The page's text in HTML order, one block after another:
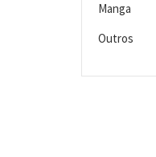
Manga
Outros